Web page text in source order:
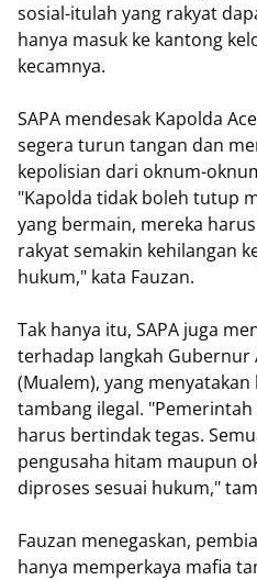
sosial-itulah yang rakyat
hanya masuk ke kantong
kecamnya.
SAPA mendesak Kapolda
segera turun tangan dan
kepolisian dari oknum-
"Kapolda tidak boleh tutup
yang bermain, mereka
rakyat semakin kehilangan
hukum," kata Fauzan.
Tak hanya itu, SAPA juga
terhadap langkah Gubernur
(Mualem), yang
tambang ilegal.
harus bertindak tegas.
pengusaha hitam maupun
diproses sesuai hukum,"
Fauzan menegaskan,
hanya memperkaya mafia